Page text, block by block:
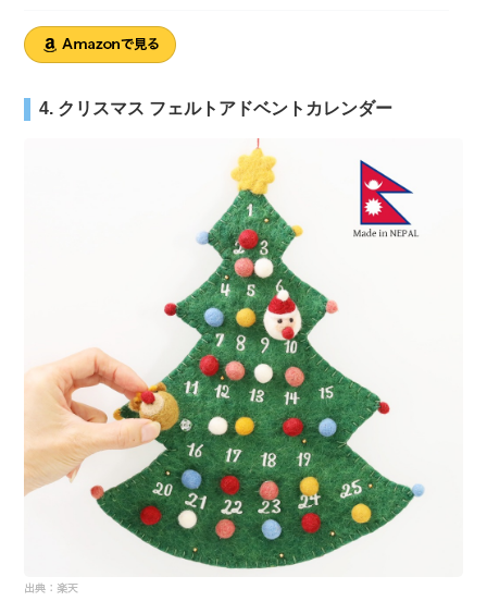
4. クリスマス フェルトアドベントカレンダー